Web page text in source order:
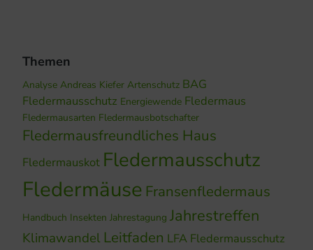
Themen
Analyse Andreas Kiefer Artenschutz BAG
Fledermausschutz Energiewende Fledermaus
Fledermausarten Fledermausbotschafter
Fledermausfreundliches Haus
Fledermauskot Fledermausschutz
Fledermäuse Fransenfledermaus
Handbuch Insekten Jahrestagung Jahrestreffen
Klimawandel Leitfaden LFA Fledermausschutz